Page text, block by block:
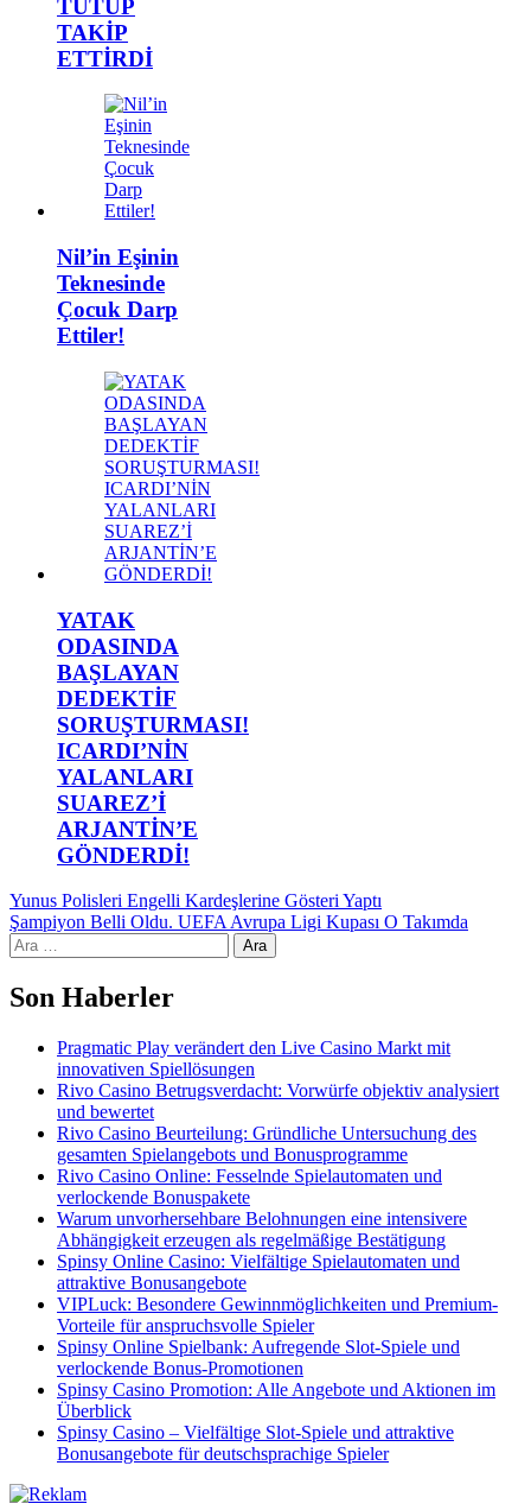
TUTUP
TAKİP
ETTİRDİ
Nil’in Eşinin
Teknesinde
Çocuk Darp
Ettiler!
YATAK
ODASINDA
BAŞLAYAN
DEDEKTİF
SORUŞTURMASI!
ICARDI’NİN
YALANLARI
SUAREZ’İ
ARJANTİN’E
GÖNDERDİ!
Yazı
gezinmesi
Yunus Polisleri Engelli Kardeşlerine Gösteri Yaptı
Şampiyon Belli Oldu. UEFA Avrupa Ligi Kupası O Takımda
Arama:
Son Haberler
Pragmatic Play verändert den Live Casino Markt mit
innovativen Spiellösungen
Rivo Casino Betrugsverdacht: Vorwürfe objektiv analysiert
und bewertet
Rivo Casino Beurteilung: Gründliche Untersuchung des
gesamten Spielangebots und Bonusprogramme
Rivo Casino Online: Fesselnde Spielautomaten und
verlockende Bonuspakete
Warum unvorhersehbare Belohnungen eine intensivere
Abhängigkeit erzeugen als regelmäßige Bestätigung
Spinsy Online Casino: Vielfältige Spielautomaten und
attraktive Bonusangebote
VIPLuck: Besondere Gewinnmöglichkeiten und Premium-
Vorteile für anspruchsvolle Spieler
Spinsy Online Spielbank: Aufregende Slot-Spiele und
verlockende Bonus-Promotionen
Spinsy Casino Promotion: Alle Angebote und Aktionen im
Überblick
Spinsy Casino – Vielfältige Slot-Spiele und attraktive
Bonusangebote für deutschsprachige Spieler